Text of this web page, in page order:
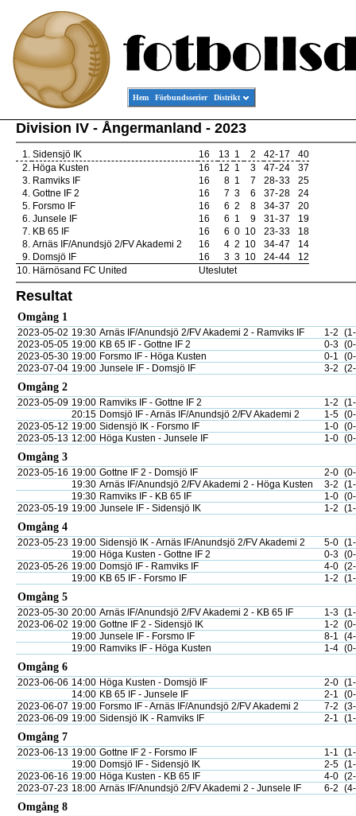
Hem Förbundsserier Distrikt
Division IV - Ångermanland - 2023
1. Sidensjö IK 16 13 1 2 42-17
40
2. Höga Kusten 16 12 1 3 47-24
37
3. Ramviks IF 16 8 1 7 28-33
25
4. Gottne IF 2 16 7 3 6 37-28
24
5. Forsmo IF 16 6 2 8 34-37
20
6. Junsele IF 16 6 1 9 31-37
19
7. KB 65 IF 16 6 0 10 23-33
18
8. Arnäs IF/Anundsjö 2/FV Akademi 2 16 4 2 10 34-47
14
9. Domsjö IF 16 3 3 10 24-44
12
10. Härnösand FC United Uteslutet
Resultat
Omgång 1
2023-05-02 19:30 Arnäs IF/Anundsjö 2/FV Akademi 2 - Ramviks IF 1-2
2023-05-05 19:00 KB 65 IF - Gottne IF 2 0-3
2023-05-30 19:00 Forsmo IF - Höga Kusten 0-1
2023-07-04 19:00 Junsele IF - Domsjö IF 3-2
Omgång 2
2023-05-09 19:00 Ramviks IF - Gottne IF 2 1-2
20:15 Domsjö IF - Arnäs IF/Anundsjö 2/FV Akademi 2 1-5
2023-05-12 19:00 Sidensjö IK - Forsmo IF 1-0
2023-05-13 12:00 Höga Kusten - Junsele IF 1-0
Omgång 3
2023-05-16 19:00 Gottne IF 2 - Domsjö IF 2-0
19:30 Arnäs IF/Anundsjö 2/FV Akademi 2 - Höga Kusten 3-2
19:30 Ramviks IF - KB 65 IF 1-0
2023-05-19 19:00 Junsele IF - Sidensjö IK 1-2
Omgång 4
2023-05-23 19:00 Sidensjö IK - Arnäs IF/Anundsjö 2/FV Akademi 2 5-0
19:00 Höga Kusten - Gottne IF 2 0-3
2023-05-26 19:00 Domsjö IF - Ramviks IF 4-0
19:00 KB 65 IF - Forsmo IF 1-2
Omgång 5
2023-05-30 20:00 Arnäs IF/Anundsjö 2/FV Akademi 2 - KB 65 IF 1-3
2023-06-02 19:00 Gottne IF 2 - Sidensjö IK 1-2
19:00 Junsele IF - Forsmo IF 8-1
19:00 Ramviks IF - Höga Kusten 1-4
Omgång 6
2023-06-06 14:00 Höga Kusten - Domsjö IF 2-0
14:00 KB 65 IF - Junsele IF 2-1
2023-06-07 19:00 Forsmo IF - Arnäs IF/Anundsjö 2/FV Akademi 2 7-2
2023-06-09 19:00 Sidensjö IK - Ramviks IF 2-1
Omgång 7
2023-06-13 19:00 Gottne IF 2 - Forsmo IF 1-1
19:00 Domsjö IF - Sidensjö IK 2-5
2023-06-16 19:00 Höga Kusten - KB 65 IF 4-0
2023-07-23 18:00 Arnäs IF/Anundsjö 2/FV Akademi 2 - Junsele IF 6-2
Omgång 8